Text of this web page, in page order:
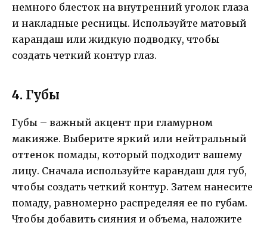
немного блесток на внутренний уголок глаза
и накладные ресницы. Используйте матовый
карандаш или жидкую подводку, чтобы
создать четкий контур глаз.
4. Губы
Губы – важный акцент при гламурном
макияже. Выберите яркий или нейтральный
оттенок помады, который подходит вашему
лицу. Сначала используйте карандаш для губ,
чтобы создать четкий контур. Затем нанесите
помаду, равномерно распределяя ее по губам.
Чтобы добавить сияния и объема, наложите